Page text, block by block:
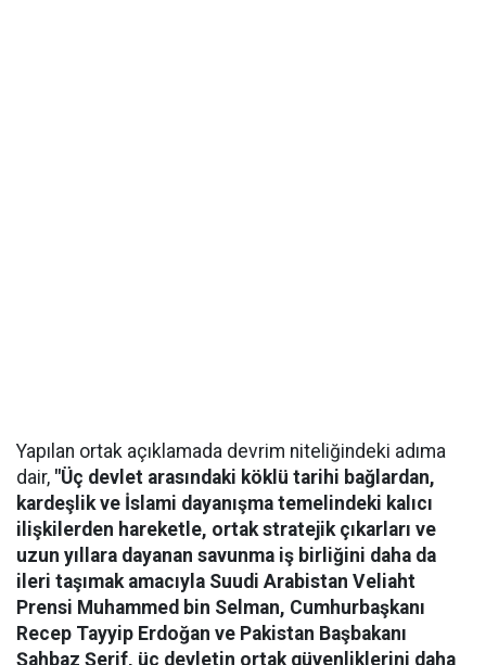
Yapılan ortak açıklamada devrim niteliğindeki adıma
dair, "Üç devlet arasındaki köklü tarihi bağlardan,
kardeşlik ve İslami dayanışma temelindeki kalıcı
ilişkilerden hareketle, ortak stratejik çıkarları ve
uzun yıllara dayanan savunma iş birliğini daha da
ileri taşımak amacıyla Suudi Arabistan Veliaht
Prensi Muhammed bin Selman, Cumhurbaşkanı
Recep Tayyip Erdoğan ve Pakistan Başbakanı
Şahbaz Şerif, üç devletin ortak güvenliklerini daha